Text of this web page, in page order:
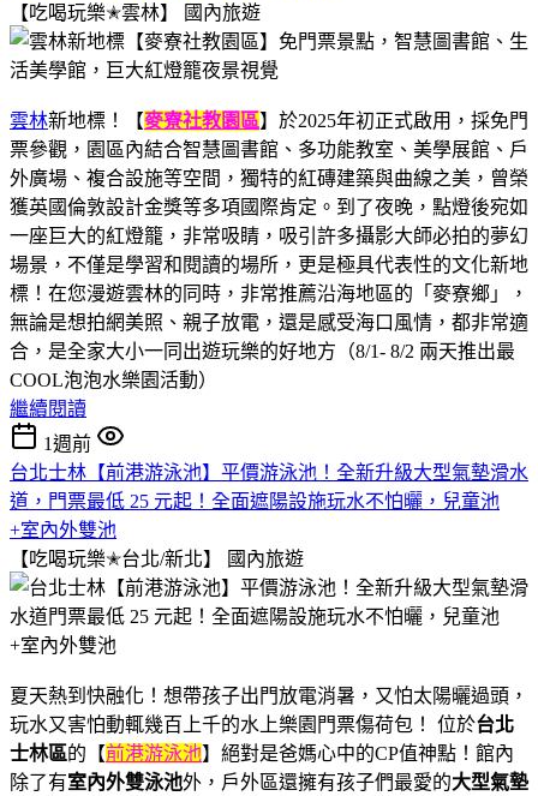
【吃喝玩樂✭雲林】
國內旅遊
雲林新地標！【麥寮社教園區】於2025年初正式啟用，採免門
票參觀，園區內結合智慧圖書館、多功能教室、美學展館、戶
外廣場、複合設施等空間，獨特的紅磚建築與曲線之美，曾榮
獲英國倫敦設計金獎等多項國際肯定。到了夜晚，點燈後宛如
一座巨大的紅燈籠，非常吸睛，吸引許多攝影大師必拍的夢幻
場景，不僅是學習和閱讀的場所，更是極具代表性的文化新地
標！在您漫遊雲林的同時，非常推薦沿海地區的「麥寮鄉」，
無論是想拍網美照、親子放電，還是感受海口風情，都非常適
合，是全家大小一同出遊玩樂的好地方（8/1- 8/2 兩天推出最
COOL泡泡水樂園活動）
繼續閱讀
1週前
台北士林【前港游泳池】平價游泳池！全新升級大型氣墊滑水
道，門票最低 25 元起！全面遮陽設施玩水不怕曬，兒童池
+室內外雙池
【吃喝玩樂✭台北/新北】
國內旅遊
夏天熱到快融化！想帶孩子出門放電消暑，又怕太陽曬過頭，
玩水又害怕動輒幾百上千的水上樂園門票傷荷包！ 位於台北
士林區的【前港游泳池】絕對是爸媽心中的CP值神點！館內
除了有室內外雙泳池外，戶外區還擁有孩子們最愛的大型氣墊